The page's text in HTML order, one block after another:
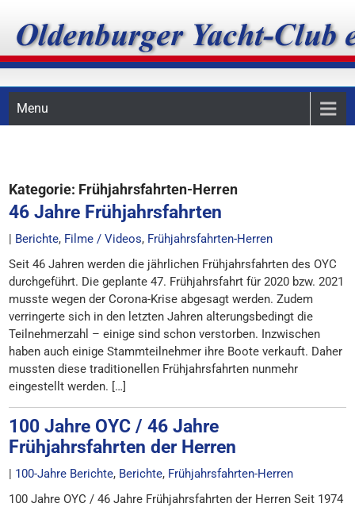
content
Oldenburger Yacht-Club
e.V.
Menu
Kategorie: Frühjahrsfahrten-Herren
46 Jahre Frühjahrsfahrten
| Berichte, Filme / Videos, Frühjahrsfahrten-Herren
Seit 46 Jahren werden die jährlichen Frühjahrsfahrten des OYC
durchgeführt. Die geplante 47. Frühjahrsfahrt für 2020 bzw. 2021
musste wegen der Corona-Krise abgesagt werden. Zudem
verringerte sich in den letzten Jahren alterungsbedingt die
Teilnehmerzahl – einige sind schon verstorben. Inzwischen
haben auch einige Stammteilnehmer ihre Boote verkauft. Daher
mussten diese traditionellen Frühjahrsfahrten nunmehr
eingestellt werden. […]
100 Jahre OYC / 46 Jahre
Frühjahrsfahrten der Herren
| 100-Jahre Berichte, Berichte, Frühjahrsfahrten-Herren
100 Jahre OYC / 46 Jahre Frühjahrsfahrten der Herren Seit 1974